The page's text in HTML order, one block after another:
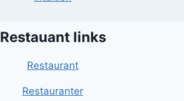
Restauant links
Restaurant
Restauranter